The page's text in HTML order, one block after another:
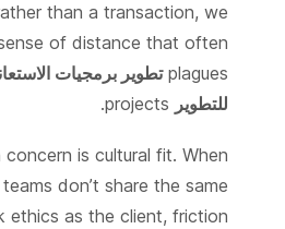
than a transaction, we
of distance that often
plagues تطوير برمجيات
للتطوير
is cultural fit. When
don’t share the same
ethics as the client, friction